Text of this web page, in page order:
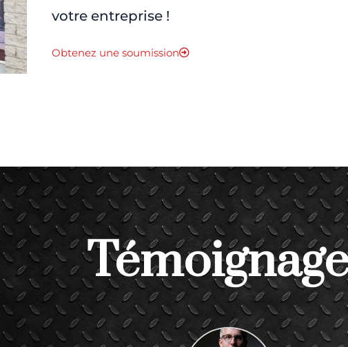
votre entreprise !
Obtenez une soumission